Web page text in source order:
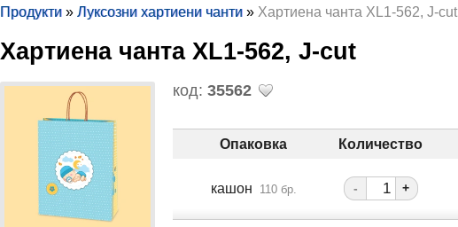
Продукти »Луксозни хартиени чанти » Хартиена чанта XL1-562, J-cut
Хартиена чанта XL1-562, J-cut
код:35562
Опаковка Количество
кашон 110 бр. - +